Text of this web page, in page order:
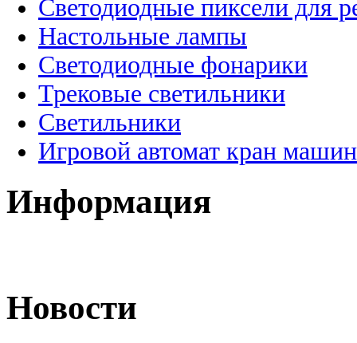
Светодиодные пиксели для
Настольные лампы
Светодиодные фонарики
Трековые светильники
Светильники
Игровой автомат кран
Информация
Новости